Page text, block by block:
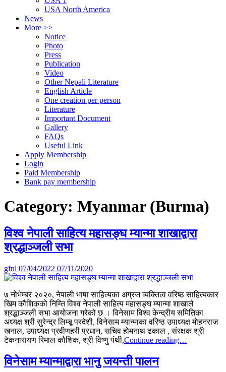
USA North America
News
More >>
Notice
Photo
Press
Publication
Video
Other Nepali Literature
English Article
One creation per person
Literature
Important Document
Gallery
FAQs
Useful Link
Apply Membership
Login
Paid Membership
Bank pay membership
Category: Myanmar (Burma)
विश्व नेपाली साहित्य महासङ्घ म्यान्मा शाखाद्वारा
श्रद्धाञ्जली सभा
gfnl 07/04/2022 07/11/2020
७ नोभेम्बर २०२०, नेपाली भाषा साहित्यका अग्रज व्यक्तित्व वरिष्ठ साहित्यकार
खिम कौशिकको निम्ति विश्व नेपाली साहित्य महासङ्घ म्यान्मा शाखाले
श्रद्धाञ्जली सभा आयोजना गरेको छ । विनेसाम विश्व केन्द्रीय समितिका
अध्यक्ष श्री सुरेन्द्र लिम्बू परदेशी, विनेसाम म्यान्माका वरिष्ठ उपाध्यक्ष माेहनराज
खनाल, उपाध्यक्ष प्रवीणहरी प्रधान, सचिव हाेमनाथ ढकाल , संरक्षक श्री
टेकनारायण रिमाल काैशिक, श्री विष्णु पंथी,Continue reading…
विनेसाम म्यान्माद्वारा भानु जयन्ती पालन